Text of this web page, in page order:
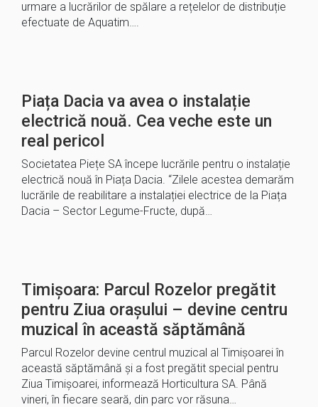
urmare a lucrărilor de spălare a rețelelor de distribuție
efectuate de Aquatim….
Piața Dacia va avea o instalație
electrică nouă. Cea veche este un
real pericol
Societatea Piețe SA începe lucrările pentru o instalație
electrică nouă în Piața Dacia. “Zilele acestea demarăm
lucrările de reabilitare a instalației electrice de la Piața
Dacia – Sector Legume-Fructe, după…
Timișoara: Parcul Rozelor pregătit
pentru Ziua orașului – devine centru
muzical în această săptămână
Parcul Rozelor devine centrul muzical al Timișoarei în
această săptămână și a fost pregătit special pentru
Ziua Timișoarei, informează Horticultura SA. Până
vineri, în fiecare seară, din parc vor răsuna…